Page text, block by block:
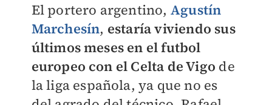
El portero argentino, Agustín
Marchesín, estaría viviendo sus
últimos meses en el futbol
europeo con el Celta de Vigo de
la liga española, ya que no es